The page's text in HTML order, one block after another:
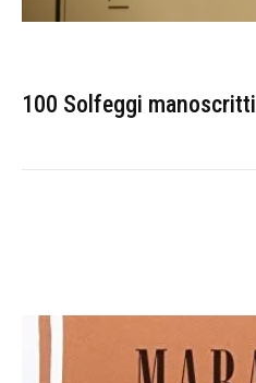
100 Solfeggi manoscritti